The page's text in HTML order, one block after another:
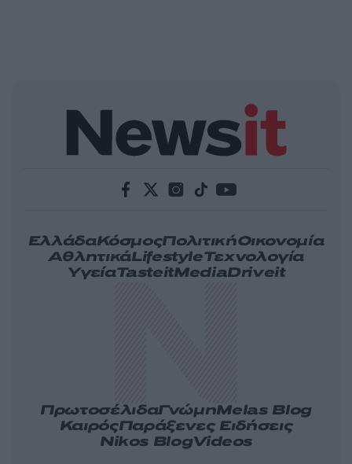
ΕλλάδαΚόσμοςΠολιτικήΟικονομία
ΑθλητικάLifestyleΤεχνολογία
ΥγείαTasteitMediaDriveit
ΠρωτοσέλιδαΓνώμηMelas Blog
ΚαιρόςΠαράξενες Ειδήσεις
Nikos BlogVideos